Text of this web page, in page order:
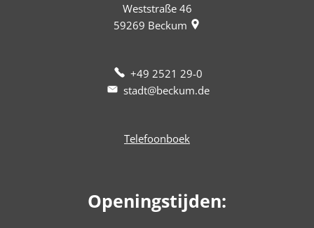
Weststraße 46
59269 Beckum
+49 2521 29-0
stadt@beckum.de
Telefoonboek
Openingstijden: